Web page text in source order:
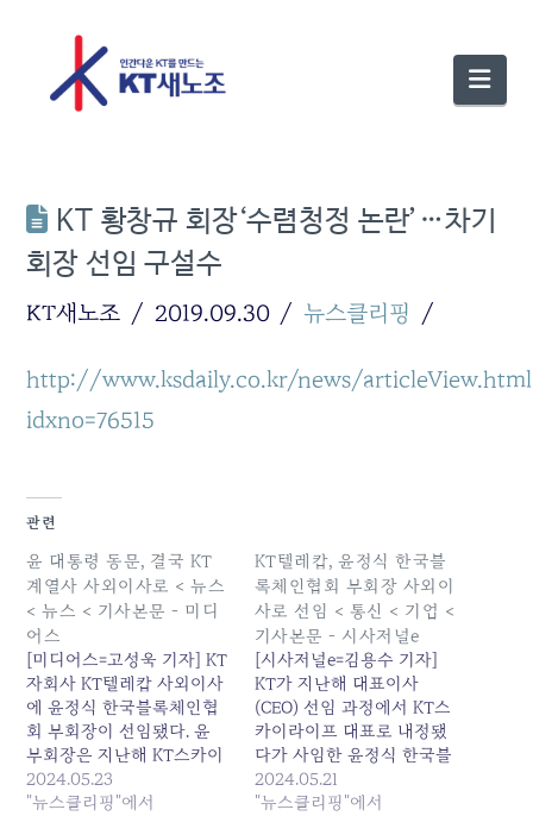
KT 황창규 회장‘수렴청정 논란’…차기
회장 선임 구설수
KT새노조 2019.09.30 뉴스클리핑
http://www.ksdaily.co.kr/news/
idxno=76515
관련
윤 대통령 동문, 결국 KT
계열사 사외이사로 < 뉴스
< 뉴스 < 기사본문 - 미디
어스
[미디어스=고성욱 기자] KT
자회사 KT텔레캅 사외이사
에 윤정식 한국블록체인협
회 부회장이 선임됐다. 윤
부회장은 지난해 KT스카이
라이프 대표로 내정됐다가
‘윤석열 대통령 고교 동문’
2024.05.23
"뉴스클리핑"에서
KT텔레캅, 윤정식 한국블
록체인협회 부회장 사외이
사로 선임 < 통신 < 기업 <
기사본문 - 시사저널e
[시사저널e=김용수 기자]
KT가 지난해 대표이사
(CEO) 선임 과정에서 KT스
카이라이프 대표로 내정됐
다가 사임한 윤정식 한국블
록체인협회 부회장을 KT텔
레캅 사외 — 사이트 계속 읽
2024.05.21
"뉴스클리핑"에서